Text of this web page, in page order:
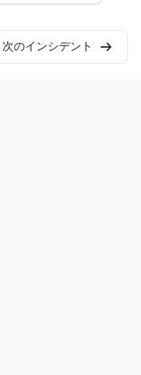
次のインシデント